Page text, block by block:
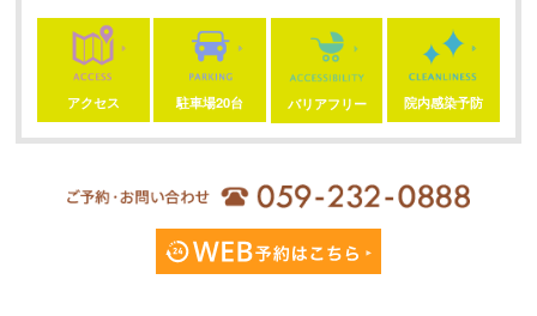
アクセス 駐車場20台 バリアフリー 院内感染予防